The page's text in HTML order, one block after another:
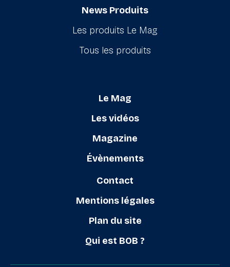
News Produits
Les produits Le Mag
Tous les produits
Le Mag
Les vidéos
Magazine
Évènements
Contact
Mentions légales
Plan du site
Qui est BOB ?